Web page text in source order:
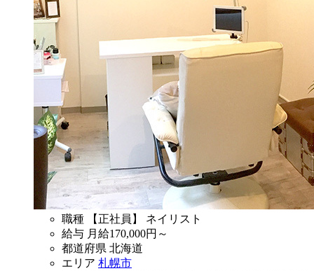
職種
【正社員】 ネイリスト
給与 月給170,000円～
都道府県 北海道
エリア 札幌市